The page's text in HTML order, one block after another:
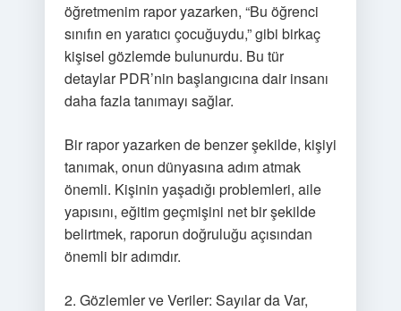
öğretmenim rapor yazarken, “Bu öğrenci
sınıfın en yaratıcı çocuğuydu,” gibi birkaç
kişisel gözlemde bulunurdu. Bu tür
detaylar PDR’nin başlangıcına dair insanı
daha fazla tanımayı sağlar.
Bir rapor yazarken de benzer şekilde, kişiyi
tanımak, onun dünyasına adım atmak
önemli. Kişinin yaşadığı problemleri, aile
yapısını, eğitim geçmişini net bir şekilde
belirtmek, raporun doğruluğu açısından
önemli bir adımdır.
2. Gözlemler ve Veriler: Sayılar da Var,